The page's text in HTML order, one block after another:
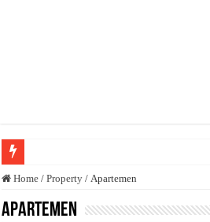
Anda butuh promosi usaha? Kontak ke Email
Dibutuhkan Wartawan. Lamaran di-email ke
Home / Property / Apartemen
Apartemen